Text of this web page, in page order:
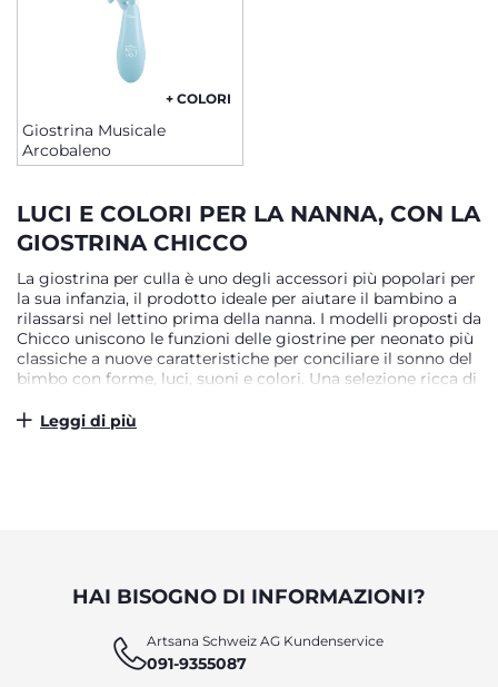
+ COLORI
Giostrina Musicale
Arcobaleno
LUCI E COLORI PER LA NANNA, CON LA
GIOSTRINA CHICCO
La giostrina per culla è uno degli accessori più popolari per
la sua infanzia, il prodotto ideale per aiutare il bambino a
rilassarsi nel lettino prima della nanna. I modelli proposti da
Chicco uniscono le funzioni delle giostrine per neonato più
classiche a nuove caratteristiche per conciliare il sonno del
bimbo con forme, luci, suoni e colori. Una selezione ricca di
per la sua nanna. Nella culla in compagnia dei suoi
personaggi dei film d’animazione per l’infanzia, fino a quelli
suoi compagni d’avventura preferiti e lo aiutano a prendere
sonno in totale serenità.
Leggi di più
HAI BISOGNO DI INFORMAZIONI?
Artsana Schweiz AG Kundenservice
091-9355087